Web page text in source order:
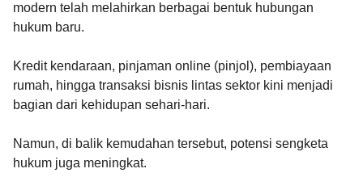
modern telah melahirkan berbagai bentuk hubungan
hukum baru.
Kredit kendaraan, pinjaman online (pinjol), pembiayaan
rumah, hingga transaksi bisnis lintas sektor kini menjadi
bagian dari kehidupan sehari-hari.
Namun, di balik kemudahan tersebut, potensi sengketa
hukum juga meningkat.